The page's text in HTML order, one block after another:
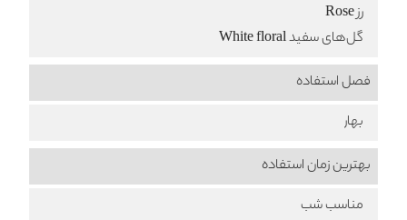
رز Rose
گل‌های سفید White floral
فصل استفاده
بهار
بهترین زمان استفاده
مناسب شب